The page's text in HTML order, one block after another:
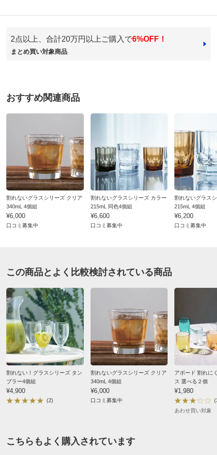
商品番号 900-6618-08
価格 ¥3,630税込 ¥3,300 税抜
※お届け先が同じであれば複数個ご購入いただいても¥880です。
商品番号 900-6618-09
商品名・特徴 ≪ワイド2個≫ 割れないグラスシリーズ パフェグラス
価格 税込 ¥3,500 税抜
■サイズ（1個あたり）：
【パフェグラス スリム】約径10.1高さ13.6cm・重さ
200g、容量400mL
【パフェグラス ワイド】約径12高さ11.6cm・重さ213g、
容量390mL
■素材：ポリカーボネイト
■耐熱温度：-20℃～120℃
■中国製
※食洗機使用可、電子レンジ使用不可。
2点以上、合計20万円以上ご購入で6%OFF！
まとめ買い対象商品
おすすめ関連商品
割れないグラスシリーズ クリア
340mL 4個組
¥6,000
口コミ募集中
割れないグラスシリーズ カラー
215mL 同色4個組
¥6,600
口コミ募集中
割れないグラス
215mL 4個組
¥6,200
口コミ募集中
この商品とよく比較検討されている商品
割れない！グラスシリーズ タン
ブラー4個組
¥4,900
(2)
割れないグラスシリーズ クリア
340mL 4個組
¥6,000
口コミ募集中
アボード 割れに
ス 選べる２個
¥1,980
あわせ買い対象
こちらもよく購入されています